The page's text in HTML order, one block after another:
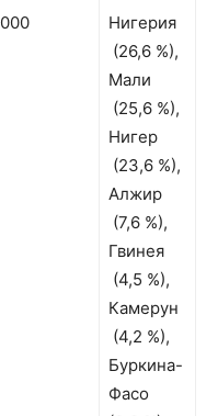
Нигерия
(26,6 %),
Мали
(25,6 %),
Нигер
(23,6 %),
Алжир
(7,6 %),
Гвинея
(4,5 %),
Камерун
(4,2 %),
Буркина-
Фасо